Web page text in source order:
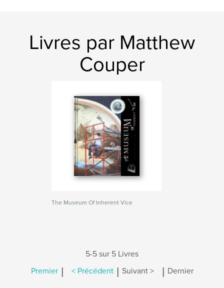
Livres par Matthew
Couper
The Museum Of Inherent Vice
5-5 sur 5 Livres
Premier | < Précédent | Suivant > | Dernier